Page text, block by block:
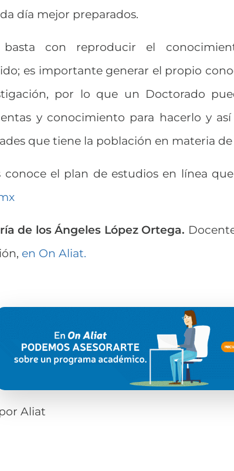
día mejor preparados.
con reproducir el
es importante generar el propio
por lo que un Doctorado
y conocimiento para hacerlo y
que tiene la población en materia
conoce el plan de estudios en línea
de los Ángeles López Ortega.
en On Aliat.
Aliat